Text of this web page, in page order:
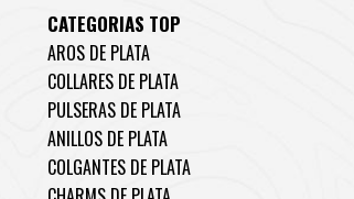
CATEGORIAS TOP
AROS DE PLATA
COLLARES DE PLATA
PULSERAS DE PLATA
ANILLOS DE PLATA
COLGANTES DE PLATA